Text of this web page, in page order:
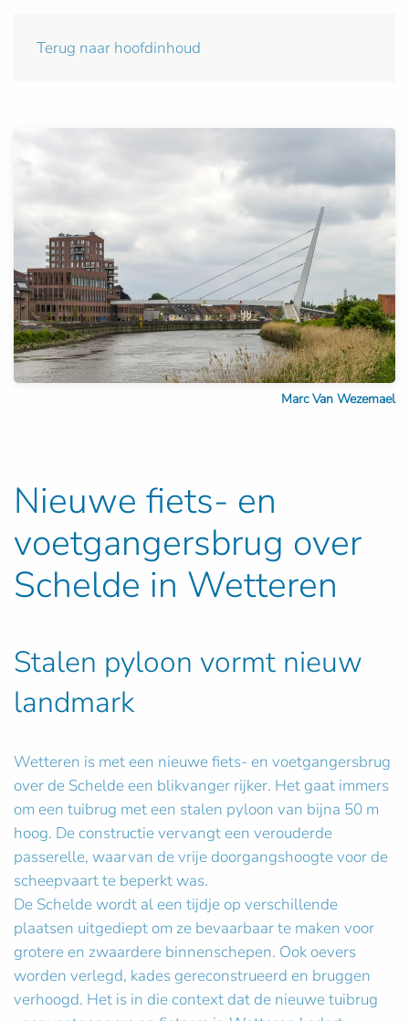
Terug naar hoofdinhoud
Marc Van Wezemael
Nieuwe fiets- en
voetgangersbrug over
Schelde in Wetteren
Stalen pyloon vormt nieuw
landmark
Wetteren is met een nieuwe fiets- en voetgangersbrug
over de Schelde een blikvanger rijker. Het gaat immers
om een tuibrug met een stalen pyloon van bijna 50 m
hoog. De constructie vervangt een verouderde
passerelle, waarvan de vrije doorgangshoogte voor de
scheepvaart te beperkt was.
De Schelde wordt al een tijdje op verschillende
plaatsen uitgediept om ze bevaarbaar te maken voor
grotere en zwaardere binnenschepen. Ook oevers
worden verlegd, kades gereconstrueerd en bruggen
verhoogd. Het is in die context dat de nieuwe tuibrug